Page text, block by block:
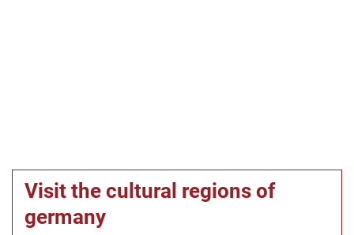
Visit the cultural regions of
germany